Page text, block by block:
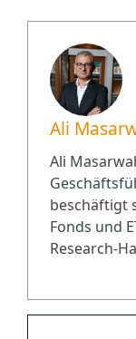
Ali
Ali
beschäftigt
Fonds und
Research-